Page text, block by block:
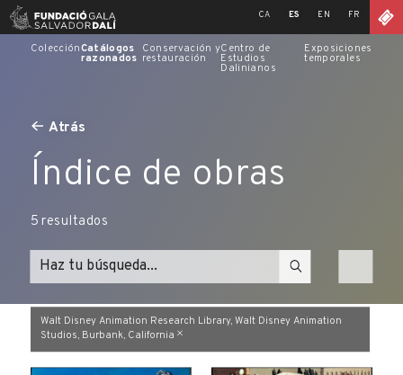
Skip
CA ES EN FR
ColecciónCatálogos
razonados
Conservación y
restauración
Centro de
Estudios
Dalinianos
Exposiciones
temporales
Atrás
Índice de obras
5 resultados
Walt Disney Animation Research Library, Walt Disney Animation
Studios, Burbank, California